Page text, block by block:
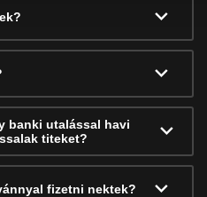
banki utalással havi
titeket?
fizetni nektek?